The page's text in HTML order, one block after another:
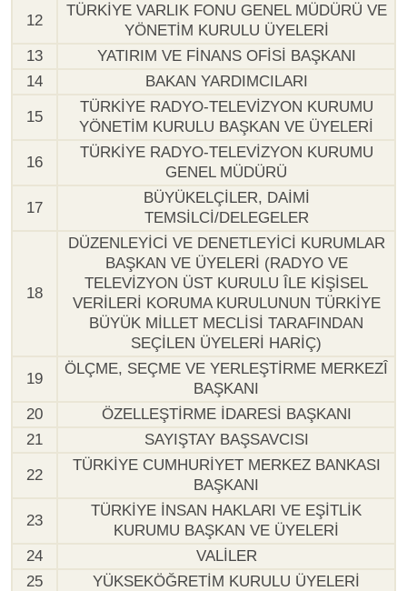
12
TÜRKİYE VARLIK FONU GENEL MÜDÜRÜ VE
YÖNETİM KURULU ÜYELERİ
13
YATIRIM VE FİNANS OFİSİ BAŞKANI
14
BAKAN YARDIMCILARI
15
TÜRKİYE RADYO-TELEVİZYON KURUMU
YÖNETİM KURULU BAŞKAN VE ÜYELERİ
16
TÜRKİYE RADYO-TELEVİZYON KURUMU
GENEL MÜDÜRÜ
17
BÜYÜKELÇİLER, DAİMİ
TEMSİLCİ/DELEGELER
18
DÜZENLEYİCİ VE DENETLEYİCİ KURUMLAR
BAŞKAN VE ÜYELERİ (RADYO VE
TELEVİZYON ÜST KURULU ÎLE KİŞİSEL
VERİLERİ KORUMA KURULUNUN TÜRKİYE
BÜYÜK MİLLET MECLİSİ TARAFINDAN
SEÇİLEN ÜYELERİ HARİÇ)
19
ÖLÇME, SEÇME VE YERLEŞTİRME MERKEZÎ
BAŞKANI
20
ÖZELLEŞTİRME İDARESİ BAŞKANI
21
SAYIŞTAY BAŞSAVCISI
22
TÜRKİYE CUMHURİYET MERKEZ BANKASI
BAŞKANI
23
TÜRKİYE İNSAN HAKLARI VE EŞİTLİK
KURUMU BAŞKAN VE ÜYELERİ
24
VALİLER
25
YÜKSEKÖĞRETİM KURULU ÜYELERİ